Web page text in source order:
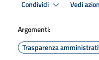
Condividi Vedi
Argomenti:
Trasparenza